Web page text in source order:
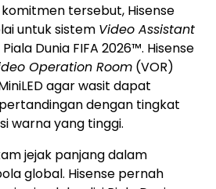
tersebut, Hisense
untuk sistem Video Assistant
Dunia FIFA 2026™. Hisense
Operation Room (VOR)
agar wasit dapat
dengan tingkat
warna yang tinggi.
jejak panjang dalam
global. Hisense pernah